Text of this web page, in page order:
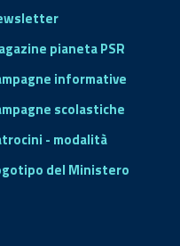
pianeta PSR
informative
scolastiche
- modalità
del Ministero